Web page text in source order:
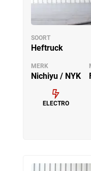
SOORT
Heftruck
MERK
Nichiyu / NYK
ELECTRO